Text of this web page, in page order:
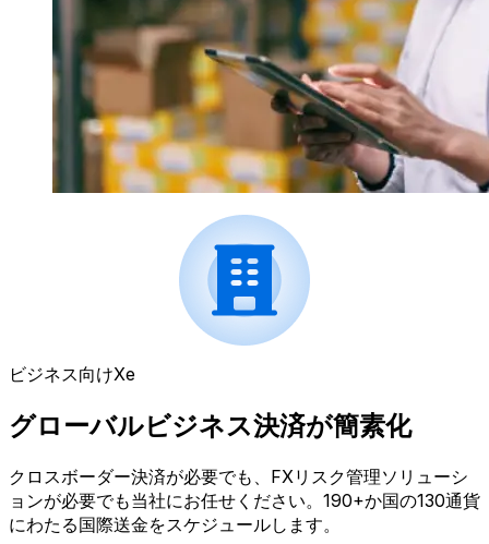
ビジネス向けXe
グローバルビジネス決済が簡素化
クロスボーダー決済が必要でも、FXリスク管理ソリューシ
ョンが必要でも当社にお任せください。190+か国の130通貨
にわたる国際送金をスケジュールします。